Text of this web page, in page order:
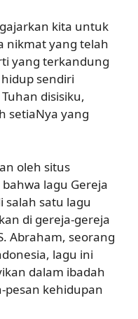
kita untuk
nikmat yang telah
yang terkandung
sendiri
disisiku,
setiaNya yang
oleh situs
lagu Gereja
salah satu lagu
di gereja-gereja
Abraham, seorang
lagu ini
dalam ibadah
pesan kehidupan